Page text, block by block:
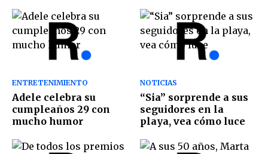
ENTRETENIMIENTO
Adele celebra su
cumpleaños 29 con
mucho humor
NOTICIAS
“Sia” sorprende a sus
seguidores en la
playa, vea cómo luce